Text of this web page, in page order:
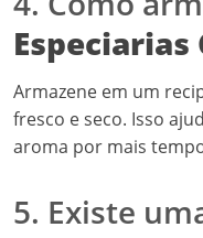
você pode usá-la em
AsCinco Especiarias
maravilhosa de
trazer um novo sabor
incorporá-las em suas
e receitas, não deixe
sobreculinária